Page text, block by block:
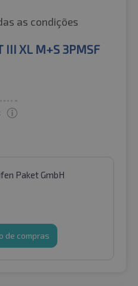
as condições
XL M+S 3PMSF
Paket GmbH
de compras